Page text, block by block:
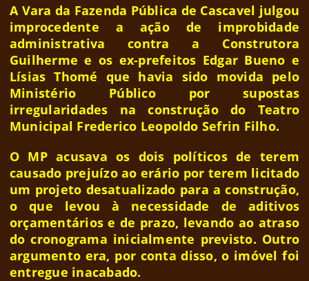
A Vara da Fazenda Pública de Cascavel julgou
improcedente a ação de improbidade
administrativa contra a Construtora
Guilherme e os ex-prefeitos Edgar Bueno e
Lísias Thomé que havia sido movida pelo
Ministério Público por supostas
irregularidades na construção do Teatro
Municipal Frederico Leopoldo Sefrin Filho.
O MP acusava os dois políticos de terem
causado prejuízo ao erário por terem licitado
um projeto desatualizado para a construção,
o que levou à necessidade de aditivos
orçamentários e de prazo, levando ao atraso
do cronograma inicialmente previsto. Outro
argumento era, por conta disso, o imóvel foi
entregue inacabado.